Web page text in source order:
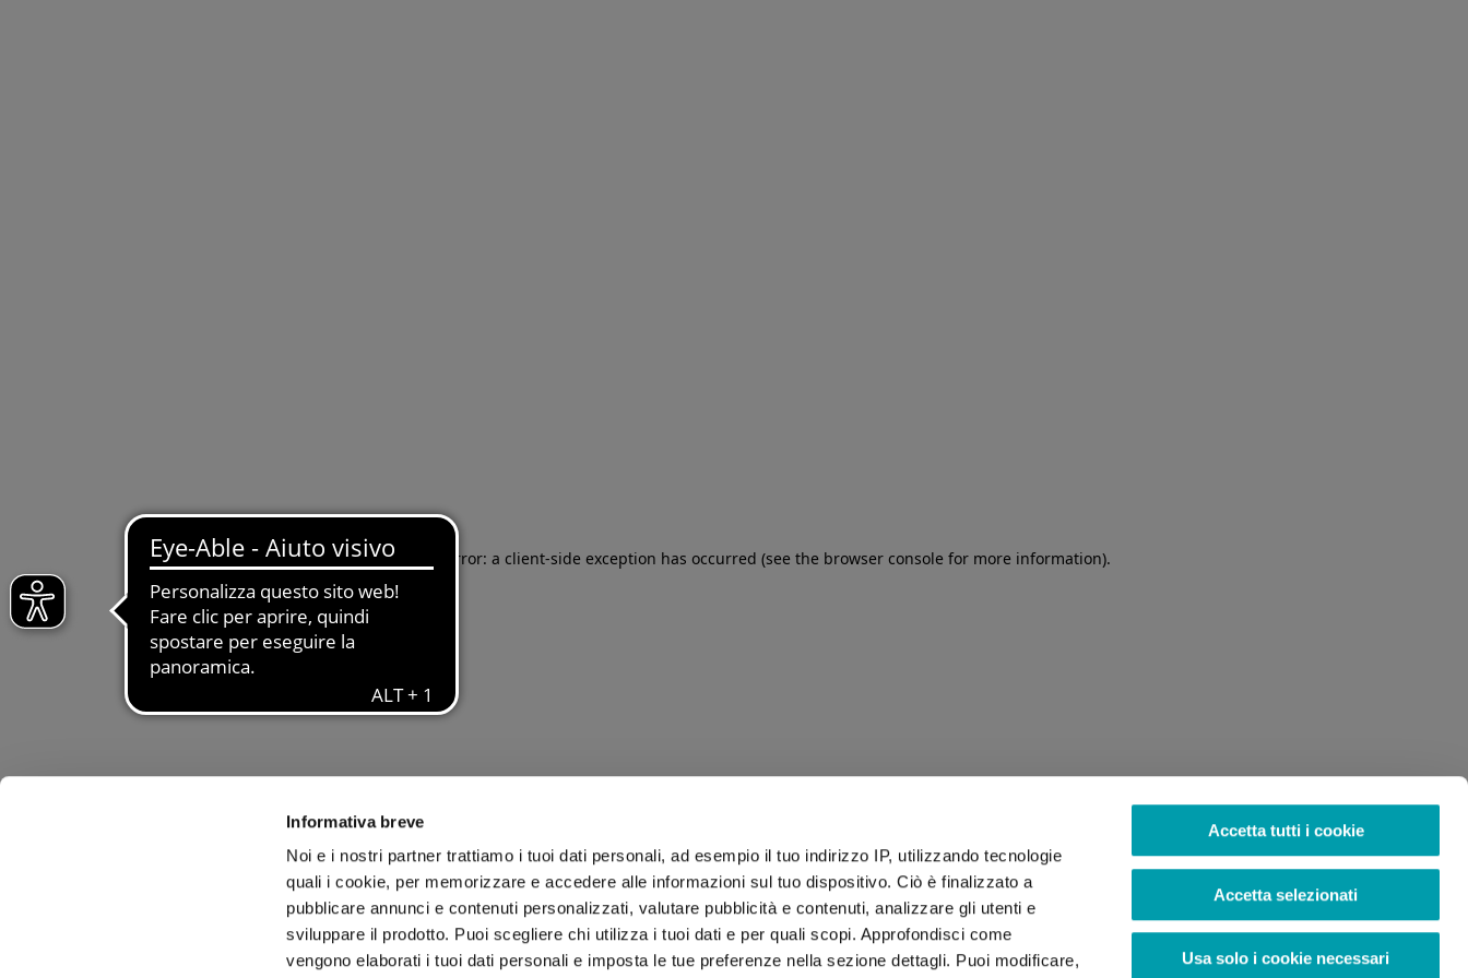
Informativa breve
Noi e i nostri partner trattiamo i tuoi dati personali, ad esempio il tuo indirizzo IP, utilizzando tecnologie
quali i cookie, per memorizzare e accedere alle informazioni sul tuo dispositivo. Ciò è finalizzato a
pubblicare annunci e contenuti personalizzati, valutare pubblicità e contenuti, analizzare gli utenti e
sviluppare il prodotto. Puoi scegliere chi utilizza i tuoi dati e per quali scopi. Approfondisci come
vengono elaborati i tuoi dati personali e imposta le tue preferenze nella sezione dettagli. Puoi modificare,
Accetta tutti i cookie
Accetta selezionati
Usa solo i cookie necessari
Application error: a client-side exception has occurred (see the browser console for more information).